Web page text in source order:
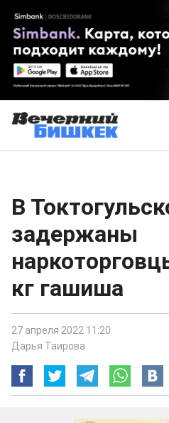
В
задержаны
кг гашиша
27 апреля 2022 11:20
Дарья Таирова